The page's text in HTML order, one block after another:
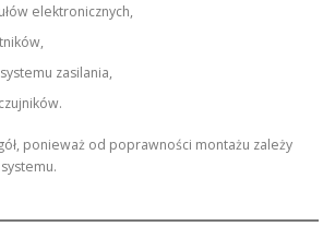
elektronicznych,
zasilania,
ponieważ od poprawności montażu zależy